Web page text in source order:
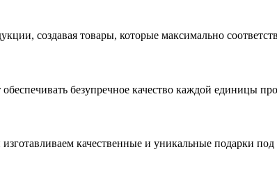
создавая товары, которые максимально
безупречное качество каждой единицы
качественные и уникальные подарки под